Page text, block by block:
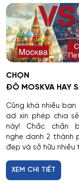
CHỌN
ĐÔ MOSKVA HAY
Cũng khá nhiều bạn
ad xin phép chia
này! Chắc chắn
nghe danh 2 thành
đẹp và sở hữu nhiều
XEM CHI TIẾT